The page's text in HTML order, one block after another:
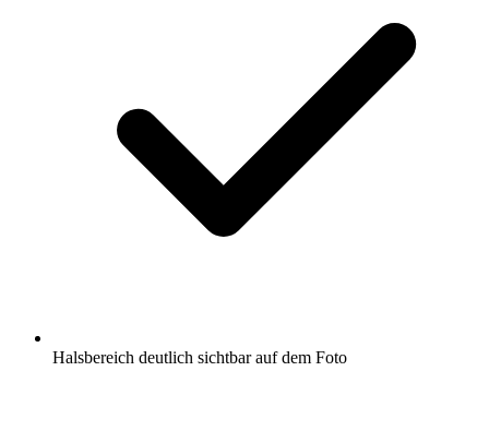
Halsbereich deutlich sichtbar auf dem Foto